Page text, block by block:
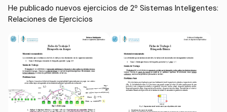
He publicado nuevos ejercicios de 2º Sistemas Inteligentes:
Relaciones de Ejercicios